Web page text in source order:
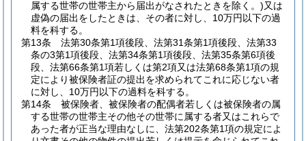
属する世帯の世帯主から届出がなされたときを除く。)又は
虚偽の届出をしたときは、その者に対し、10万円以下の過
料を科する。
第13条
法第30条第1項後段、法第31条第1項後段、法第33
条の3第1項後段、法第34条第1項後段、法第35条第6項後
段、法第66条第1項若しくは第2項又は法第68条第1項の規
定により被保険者証の提出を求められてこれに応じない者
に対し、10万円以下の過料を科する。
第14条
被保険者、被保険者の配偶者若しくは被保険者の属
する世帯の世帯主その他その世帯に属する者又はこれらで
あった者が正当な理由なしに、法第202条第1項の規定によ